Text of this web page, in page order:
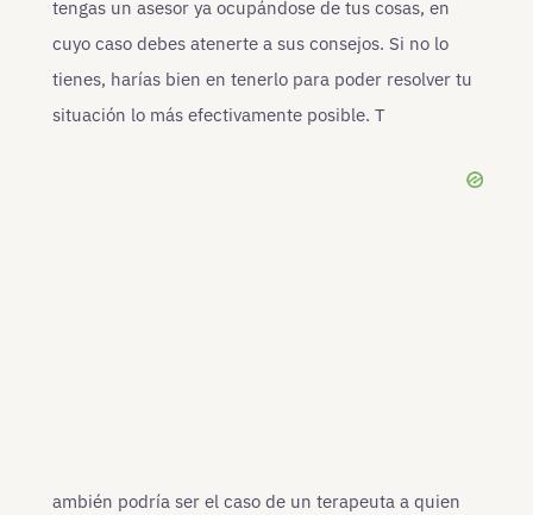
tengas un asesor ya ocupándose de tus cosas, en
cuyo caso debes atenerte a sus consejos. Si no lo
tienes, harías bien en tenerlo para poder resolver tu
situación lo más efectivamente posible. T
ambién podría ser el caso de un terapeuta a quien